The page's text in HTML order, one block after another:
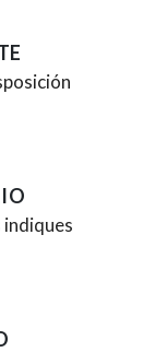
indiques